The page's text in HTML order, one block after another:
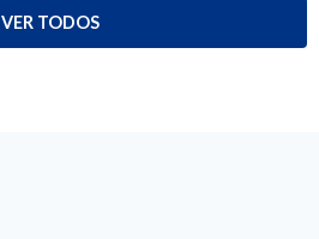
VER TODOS